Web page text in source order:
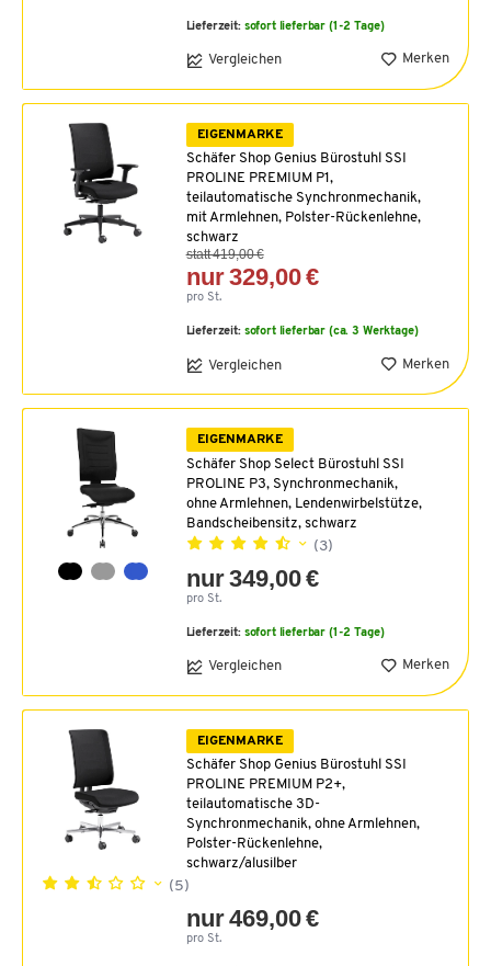
Lieferzeit: sofort lieferbar (1-2 Tage)
Vergleichen Merken
EIGENMARKE
Schäfer Shop Genius Bürostuhl SSI
PROLINE PREMIUM P1,
teilautomatische Synchronmechanik,
mit Armlehnen, Polster-Rückenlehne,
schwarz
statt 419,00 €
nur 329,00 €
pro St.
Lieferzeit: sofort lieferbar (ca. 3 Werktage)
Vergleichen Merken
EIGENMARKE
Schäfer Shop Select Bürostuhl SSI
PROLINE P3, Synchronmechanik,
ohne Armlehnen, Lendenwirbelstütze,
Bandscheibensitz, schwarz
(3)
nur 349,00 €
pro St.
Lieferzeit: sofort lieferbar (1-2 Tage)
Vergleichen Merken
EIGENMARKE
Schäfer Shop Genius Bürostuhl SSI
PROLINE PREMIUM P2+,
teilautomatische 3D-
Synchronmechanik, ohne Armlehnen,
Polster-Rückenlehne,
schwarz/alusilber
(5)
nur 469,00 €
pro St.